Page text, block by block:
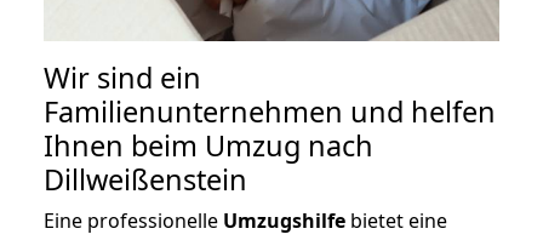
Wir sind ein
Familienunternehmen und helfen
Ihnen beim Umzug nach
Dillweißenstein
Eine professionelle Umzugshilfe bietet eine